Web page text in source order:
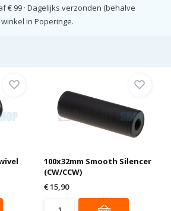
€ 99 · Dagelijks verzonden (behalve
winkel in Poperinge.
100x32mm Smooth Silencer
(CW/CCW)
€ 15,90